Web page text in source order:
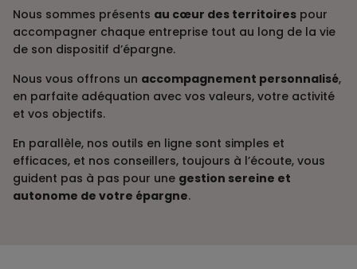
Nous sommes présents au cœur des territoires pour
accompagner chaque entreprise tout au long de la vie
de son dispositif d’épargne.
Nous vous offrons un accompagnement personnalisé,
en parfaite adéquation avec vos valeurs, votre activité
et vos objectifs.
En parallèle, nos outils en ligne sont simples et
efficaces, et nos conseillers, toujours à l’écoute, vous
guident pas à pas pour une gestion sereine et
autonome de votre épargne.